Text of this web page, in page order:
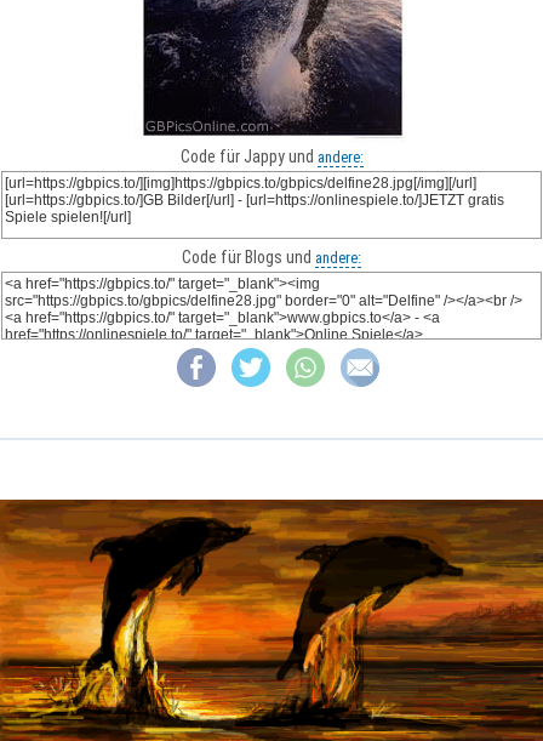
Code für Jappy und andere:
Code für Blogs und andere: